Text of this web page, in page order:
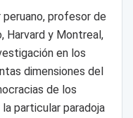
profesor de
Harvard y Montreal,
en los
dimensiones del
de los
particular paradoja